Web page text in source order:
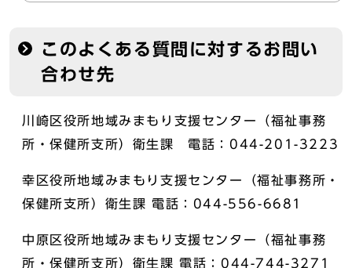
このよくある質問に対するお問い
合わせ先
川崎区役所地域みまもり支援センター（福祉事務
所・保健所支所）衛生課 電話：044-201-3223
幸区役所地域みまもり支援センター（福祉事務所・
保健所支所）衛生課 電話：044-556-6681
中原区役所地域みまもり支援センター（福祉事務
所・保健所支所）衛生課 電話：044-744-3271